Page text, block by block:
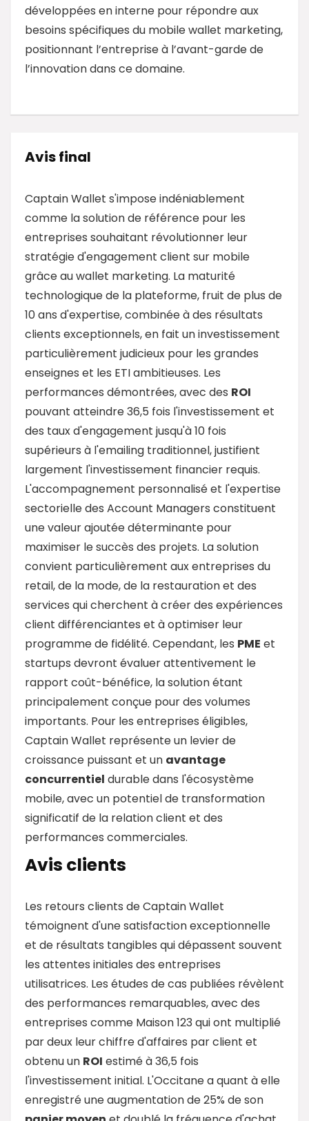
développées en interne pour répondre aux
besoins spécifiques du mobile wallet marketing,
positionnant l’entreprise à l’avant-garde de
l’innovation dans ce domaine.
Avis final
Captain Wallet s'impose indéniablement
comme la solution de référence pour les
entreprises souhaitant révolutionner leur
stratégie d'engagement client sur mobile
grâce au wallet marketing. La maturité
technologique de la plateforme, fruit de plus de
10 ans d'expertise, combinée à des résultats
clients exceptionnels, en fait un investissement
particulièrement judicieux pour les grandes
enseignes et les ETI ambitieuses. Les
performances démontrées, avec des ROI
pouvant atteindre 36,5 fois l'investissement et
des taux d'engagement jusqu'à 10 fois
supérieurs à l'emailing traditionnel, justifient
largement l'investissement financier requis.
L'accompagnement personnalisé et l'expertise
sectorielle des Account Managers constituent
une valeur ajoutée déterminante pour
maximiser le succès des projets. La solution
convient particulièrement aux entreprises du
retail, de la mode, de la restauration et des
services qui cherchent à créer des expériences
client différenciantes et à optimiser leur
programme de fidélité. Cependant, les PME et
startups devront évaluer attentivement le
rapport coût-bénéfice, la solution étant
principalement conçue pour des volumes
importants. Pour les entreprises éligibles,
Captain Wallet représente un levier de
croissance puissant et un avantage
concurrentiel durable dans l'écosystème
mobile, avec un potentiel de transformation
significatif de la relation client et des
performances commerciales.
Avis clients
Les retours clients de Captain Wallet
témoignent d'une satisfaction exceptionnelle
et de résultats tangibles qui dépassent souvent
les attentes initiales des entreprises
utilisatrices. Les études de cas publiées révèlent
des performances remarquables, avec des
entreprises comme Maison 123 qui ont multiplié
par deux leur chiffre d'affaires par client et
obtenu un ROI estimé à 36,5 fois
l'investissement initial. L'Occitane a quant à elle
enregistré une augmentation de 25% de son